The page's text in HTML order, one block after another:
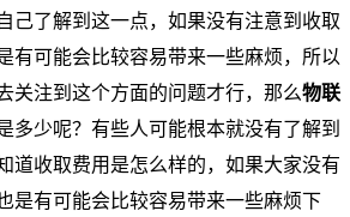
己了解到这一点，如果没有注意到收取
有可能会比较容易带来一些麻烦，所以
关注到这个方面的问题才行，那么物联
多少呢？有些人可能根本就没有了解到
道收取费用是怎么样的，如果大家没有
是有可能会比较容易带来一些麻烦下